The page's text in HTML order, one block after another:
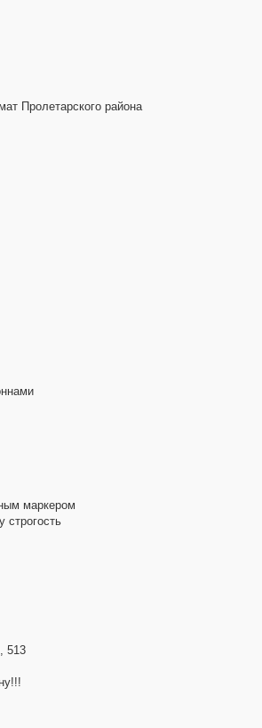
Пролетарского района
маркером
строгость
513